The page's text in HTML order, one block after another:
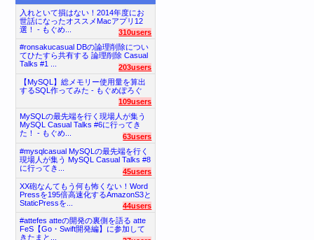
入れといて損はない！2014年度にお
世話になったオススメMacアプリ12
選！ - もぐめ...
310users
#ronsakucasual DBの論理削除につい
てひたすら共有する 論理削除 Casual
Talks #1 ...
203users
【MySQL】総メモリー使用量を算出
するSQL作ってみた - もぐめぽろぐ
109users
MySQLの最先端を行く現場人が集う
MySQL Casual Talks #6に行ってき
た！ - もぐめ...
63users
#mysqlcasual MySQLの最先端を行く
現場人が集う MySQL Casual Talks #8
に行ってき...
45users
XX砲なんてもう何も怖くない！Word
Pressを195倍高速化するAmazonS3と
StaticPressを...
44users
#attefes atteの開発の裏側を語る atte
FeS【Go・Swift開発編】に参加して
きたまと...